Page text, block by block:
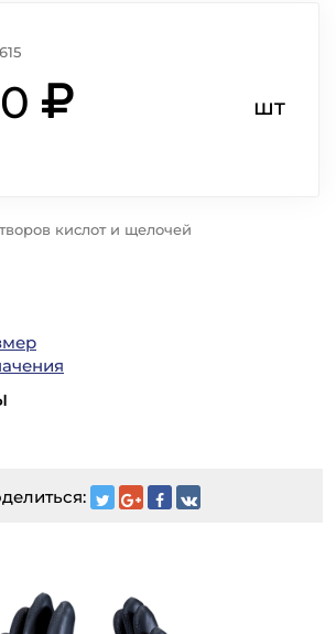
шт
кислот и щелочей